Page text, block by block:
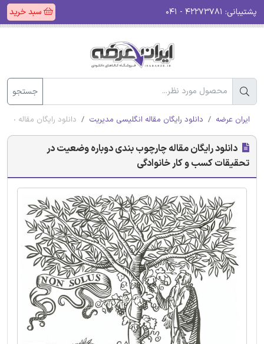
پشتیبانی: سبد خرید
جستجو
ایران عرضه دانلود رایگان مقاله انگلیسی مدیریت دانلود رایگان مقاله
دانلود رایگان مقاله چارچوب بندی دوباره وضعیت در
تحقیقات کسب و کار خانوادگی